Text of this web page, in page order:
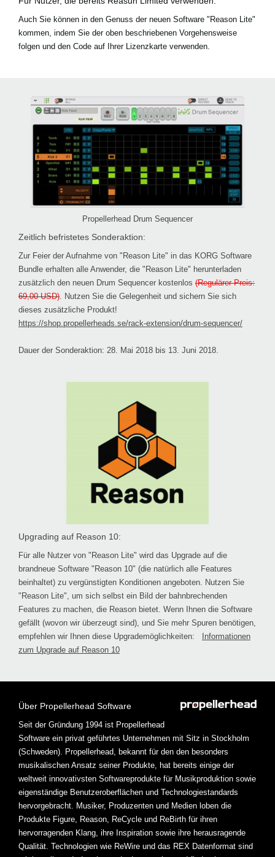
Auch Sie können in den Genuss der neuen Software "Reason Lite"
kommen, indem Sie der oben beschriebenen Vorgehensweise
folgen und den Code auf Ihrer Lizenzkarte verwenden.
Propellerhead Drum Sequencer
Zeitlich befristetes Sonderaktion:
Zur Feier der Aufnahme von "Reason Lite" in das KORG Software
Bundle erhalten alle Anwender, die "Reason Lite" herunterladen
zusätzlich den neuen Drum Sequencer kostenlos (Regulärer Preis:
69,00 USD). Nutzen Sie die Gelegenheit und sichern Sie sich
dieses zusätzliche Produkt!
https://shop.propellerheads.se/rack-extension/drum-sequencer/
Dauer der Sonderaktion: 28. Mai 2018 bis 13. Juni 2018.
Upgrading auf Reason 10:
Für alle Nutzer von "Reason Lite" wird das Upgrade auf die
brandneue Software "Reason 10" (die natürlich alle Features
beinhaltet) zu vergünstigten Konditionen angeboten. Nutzen Sie
"Reason Lite", um sich selbst ein Bild der bahnbrechenden
Features zu machen, die Reason bietet. Wenn Ihnen die Software
gefällt (wovon wir überzeugt sind), und Sie mehr Spuren benötigen,
empfehlen wir Ihnen diese Upgrademöglichkeiten:
Informationen
zum Upgrade auf Reason 10
Über Propellerhead Software
Seit der Gründung 1994 ist Propellerhead
Software ein privat geführtes Unternehmen mit Sitz in Stockholm
(Schweden). Propellerhead, bekannt für den den besonders
musikalischen Ansatz seiner Produkte, hat bereits einige der
weltweit innovativsten Softwareprodukte für Musikproduktion sowie
eigenständige Benutzeroberflächen und Technologiestandards
hervorgebracht. Musiker, Produzenten und Medien loben die
Produkte Figure, Reason, ReCycle und ReBirth für ihren
hervorragenden Klang, ihre Inspiration sowie ihre herausragende
Qualität. Technologien wie ReWire und das REX Datenformat sind